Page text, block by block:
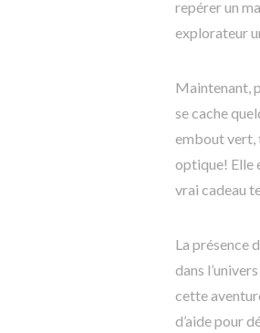
repérer un
explorateur
Maintenant,
se cache
embout vert,
optique! Elle
vrai cadeau
La présence
dans
cette
d’aide pour